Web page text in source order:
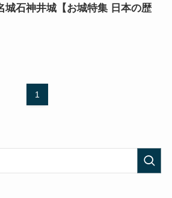
城石神井城【お城特集 日本の歴
1